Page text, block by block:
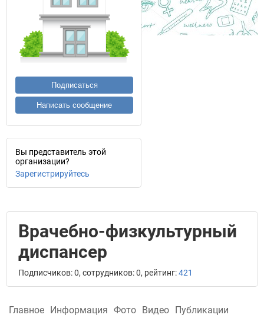
Подписаться
Написать сообщение
Вы представитель этой
организации?
Зарегистрируйтесь
Врачебно-физкультурный
диспансер
Подписчиков: 0, сотрудников: 0, рейтинг:421
Главное Информация Фото Видео Публикации